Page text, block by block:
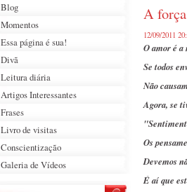
A
12/09/2011
O amor é
Se todos
Não
Agora, se
Os
Devemos
É aí que
Blog
Momentos
Essa página é sua!
Divã
Leitura diária
Artigos Interessantes
Frases
Livro de visitas
Conscientização
Galeria de Vídeos